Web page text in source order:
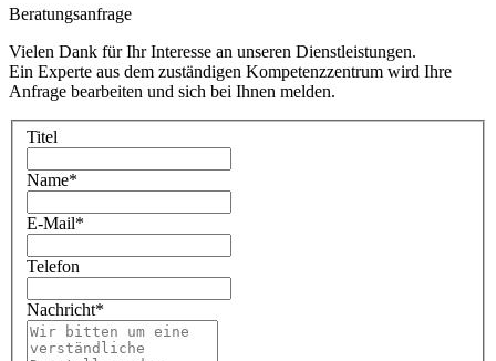
Beratungsanfrage
Vielen Dank für Ihr Interesse an unseren Dienstleistungen.
Ein Experte aus dem zuständigen Kompetenzzentrum wird Ihre
Anfrage bearbeiten und sich bei Ihnen melden.
Titel
Name*
E-Mail*
Telefon
Nachricht*